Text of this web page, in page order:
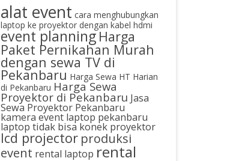
alat event cara menghubungkan
laptop ke proyektor dengan kabel hdmi
event planning Harga
Paket Pernikahan Murah
dengan sewa TV di
Pekanbaru Harga Sewa HT Harian
di Pekanbaru Harga Sewa
Proyektor di Pekanbaru Jasa
Sewa Proyektor Pekanbaru
kamera event laptop pekanbaru
laptop tidak bisa konek proyektor
lcd projector produksi
event rental laptop rental